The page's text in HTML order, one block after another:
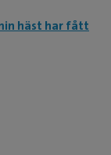
häst har fått